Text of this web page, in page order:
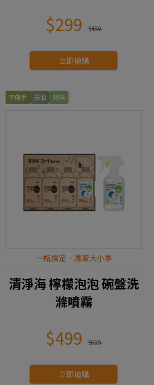
$299 $480
立即搶購
不傷手 去油 除味
一瓶搞定．清潔大小事
清淨海 檸檬泡泡 碗盤洗
滌噴霧
$499 $699
立即搶購